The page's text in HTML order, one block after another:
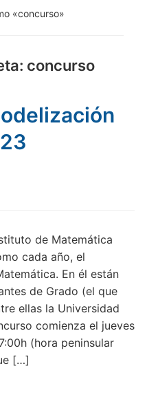
«concurso»
concurso
de Matemática
cada año, el
En él están
de Grado (el que
ellas la Universidad
comienza el jueves
(hora peninsular
[…]